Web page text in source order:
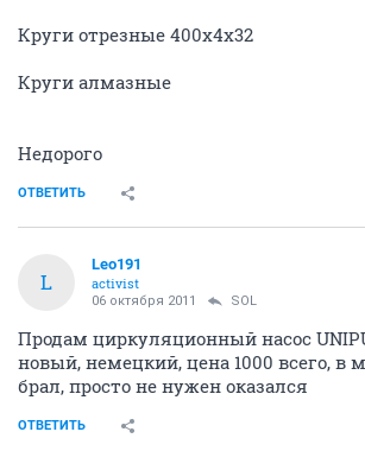
Круги отрезные 400х4х32
Круги алмазные
Недорого
ОТВЕТИТЬ
L
Leo191
activist
06 октября 2011 SOL
Продам циркуляционный насос
новый, немецкий, цена 1000 всего, в
брал, просто не нужен оказался
ОТВЕТИТЬ